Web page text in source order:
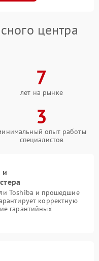
центра
7
лет на рынке
3
опыт работы
специалистов
и
Toshiba и прошедшие
корректную
гарантийных